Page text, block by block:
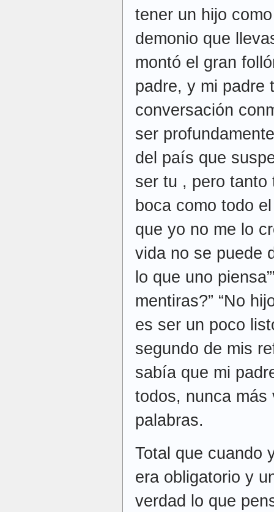
tener un hijo
demonio que
montó el gran
padre, y mi padre
conversación
ser
del país que
ser tu , pero tanto
boca como todo
que yo no me lo
vida no se puede
lo que uno
mentiras?” “No
es ser un poco
segundo de mis
sabía que mi
todos, nunca
palabras.
Total que cuando
era obligatorio y
verdad lo que